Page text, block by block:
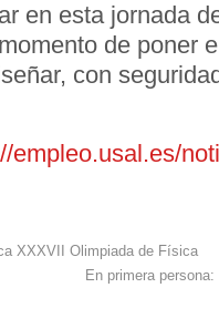
en esta jornada
de poner
con
empleo.usal.es/
XXXVII Olimpiada de Física
En primera